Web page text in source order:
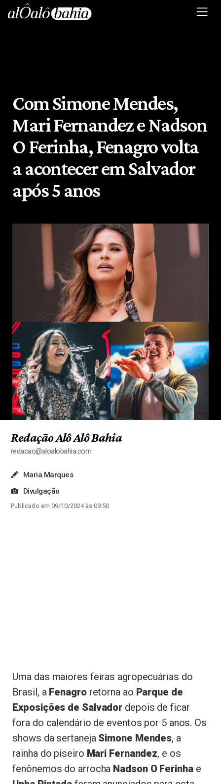
Com Simone Mendes,
Mari Fernandez e Nadson
O Ferinha, Fenagro volta
a acontecer em Salvador
após 5 anos
Redação Alô Alô Bahia
redacao@aloalobahia.com
Maria Marques
Divulgação
Publicado em 09/10/2024 às 09:50
Uma das maiores feiras agropecuárias do
Brasil, a Fenagroretorna ao Parque de
Exposições de Salvador depois de ficar
fora do calendário de eventos por 5 anos. Os
shows da sertaneja Simone Mendes, a
rainha do piseiro Mari Fernandez, e os
fenônemos do arrocha Nadson O Ferinhae